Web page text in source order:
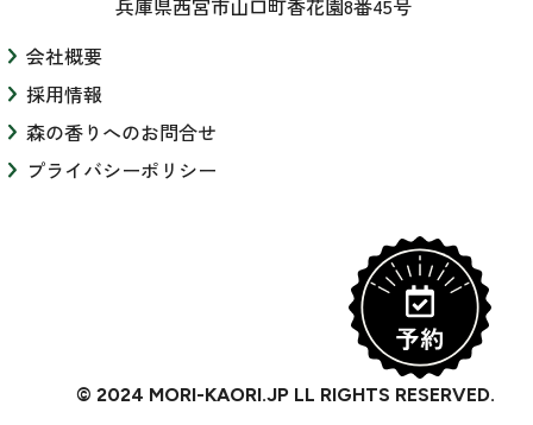
兵庫県西宮市山口町香花園8番45号
会社概要
採用情報
森の香りへのお問合せ
プライバシーポリシー
© 2024 MORI-KAORI.JP LL RIGHTS RESERVED.